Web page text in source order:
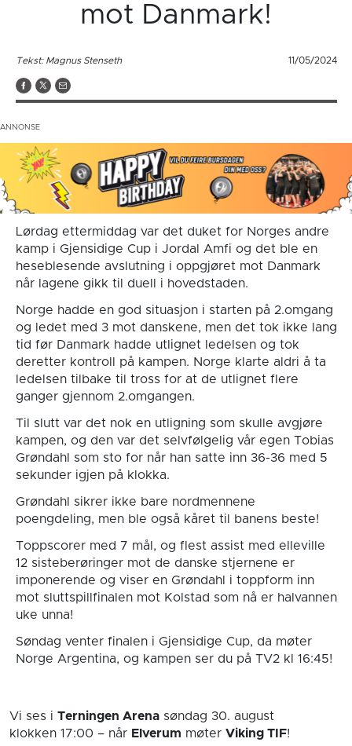
mot Danmark!
Tekst: Magnus Stenseth 11/05/2024
Lørdag ettermiddag var det duket for Norges andre
kamp i Gjensidige Cup i Jordal Amfi og det ble en
heseblesende avslutning i oppgjøret mot Danmark
når lagene gikk til duell i hovedstaden.
Norge hadde en god situasjon i starten på 2.omgang
og ledet med 3 mot danskene, men det tok ikke lang
tid før Danmark hadde utlignet ledelsen og tok
deretter kontroll på kampen. Norge klarte aldri å ta
ledelsen tilbake til tross for at de utlignet flere
ganger gjennom 2.omgangen.
Til slutt var det nok en utligning som skulle avgjøre
kampen, og den var det selvfølgelig vår egen Tobias
Grøndahl som sto for når han satte inn 36-36 med 5
sekunder igjen på klokka.
Grøndahl sikrer ikke bare nordmennene
poengdeling, men ble også kåret til banens beste!
Toppscorer med 7 mål, og flest assist med elleville
12 sisteberøringer mot de danske stjernene er
imponerende og viser en Grøndahl i toppform inn
mot sluttspillfinalen mot Kolstad som nå er halvannen
uke unna!
Søndag venter finalen i Gjensidige Cup, da møter
Norge Argentina, og kampen ser du på TV2 kl 16:45!
Vi ses i Terningen Arena søndag 30. august
klokken 17:00 – når Elverum møter Viking TIF!